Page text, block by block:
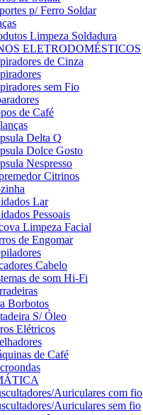
p/ Ferro Soldar
Limpeza Soldadura
ELETRODOMÉSTICOS
de Cinza
sem Fio
de Café
Delta Q
Dolce Gosto
Nespresso
Citrinos
Lar
Pessoais
Limpeza Facial
de Engomar
Cabelo
de som Hi-Fi
Borbotos
S/ Óleo
Elétricos
de Café
Auriculares com fio
Auriculares sem fio